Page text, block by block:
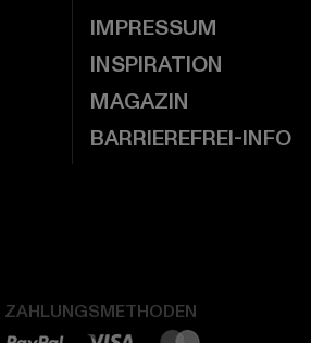
IMPRESSUM
INSPIRATION
MAGAZIN
BARRIEREFREI-INFO
ZAHLUNGSMETHODEN